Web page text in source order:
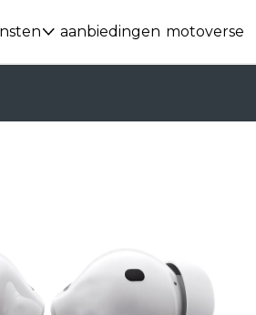
aanbiedingen motoverse